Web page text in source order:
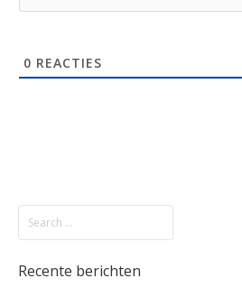
0 REACTIES
Recente berichten